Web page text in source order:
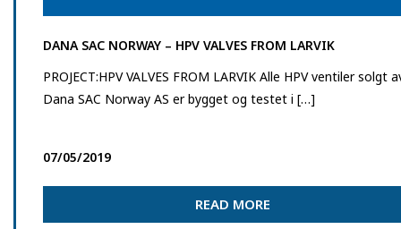
DANA SAC NORWAY – HPV VALVES FROM LARVIK
PROJECT:HPV VALVES FROM LARVIK Alle HPV ventiler solgt
Dana SAC Norway AS er bygget og testet i […]
07/05/2019
READ MORE